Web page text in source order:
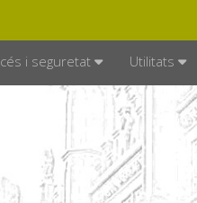
i seguretat Utilitats